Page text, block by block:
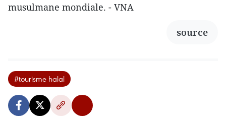
musulmane mondiale. - VNA
source
#tourisme halal